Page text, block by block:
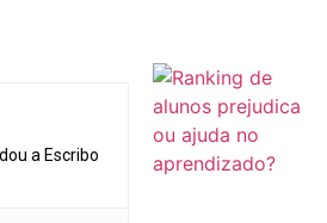
a Escribo